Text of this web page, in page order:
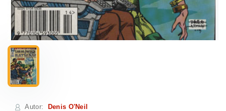
Autor: Denis O'Neil